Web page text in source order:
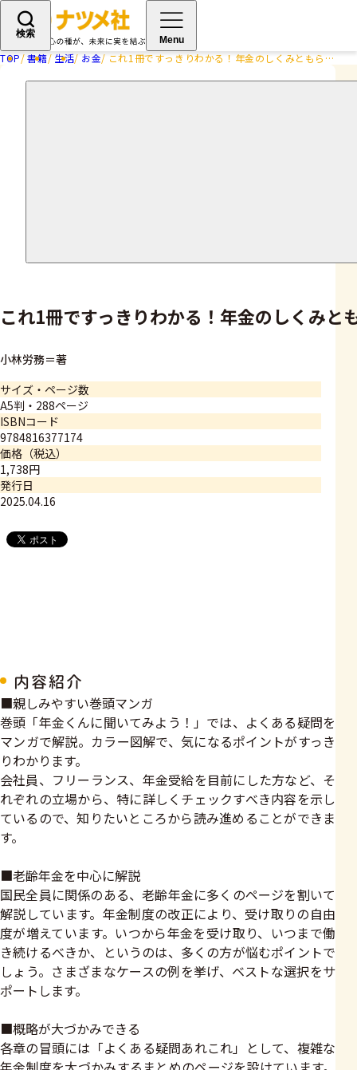
検索
Menu
TOP 書籍 生活 お金 これ1冊ですっきりわかる！年金のしくみともらい方 25-26年版
これ1冊ですっきりわかる！年金のしくみ
小林労務＝著
サイズ・ページ数
A5判・288ページ
ISBNコード
9784816377174
価格（税込）
1,738円
発行日
2025.04.16
内容紹介
■親しみやすい巻頭マンガ
巻頭「年金くんに聞いてみよう！」では、よくある疑問を
マンガで解説。カラー図解で、気になるポイントがすっき
りわかります。
会社員、フリーランス、年金受給を目前にした方など、そ
れぞれの立場から、特に詳しくチェックすべき内容を示し
ているので、知りたいところから読み進めることができま
す。
■老齢年金を中心に解説
国民全員に関係のある、老齢年金に多くのページを割いて
解説しています。年金制度の改正により、受け取りの自由
度が増えています。いつから年金を受け取り、いつまで働
き続けるべきか、というのは、多くの方が悩むポイントで
しょう。さまざまなケースの例を挙げ、ベストな選択をサ
ポートします。
■概略が大づかみできる
各章の冒頭には「よくある疑問あれこれ」として、複雑な